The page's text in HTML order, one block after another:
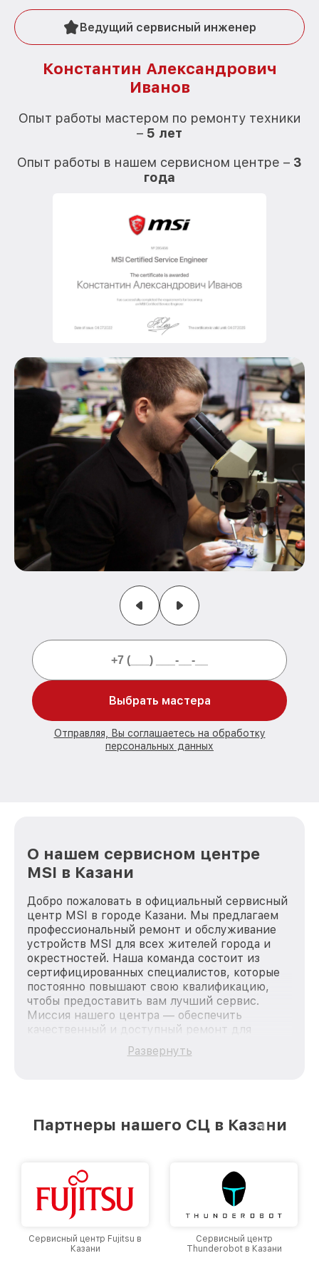
Ведущий сервисный инженер
Константин Александрович
Иванов
Опыт работы мастером по ремонту техники
– 5 лет
Опыт работы в нашем сервисном центре – 3
года
Выбрать мастера
Отправляя, Вы соглашаетесь на обработку
персональных данных
О нашем сервисном центре
MSI в Казани
Добро пожаловать в официальный сервисный
центр MSI в городе Казани. Мы предлагаем
профессиональный ремонт и обслуживание
устройств MSI для всех жителей города и
окрестностей. Наша команда состоит из
сертифицированных специалистов, которые
постоянно повышают свою квалификацию,
чтобы предоставить вам лучший сервис.
Миссия нашего центра — обеспечить
качественный и доступный ремонт для
каждого пользователя продукции MSI, вне
зависимости от сложности поломки. Мы
Казани, постоянно повышая уровень доверия
Развернуть
Партнеры нашего СЦ в Казани
Сервисный центр Fujitsu в
Казани
Сервисный центр
Thunderobot в Казани